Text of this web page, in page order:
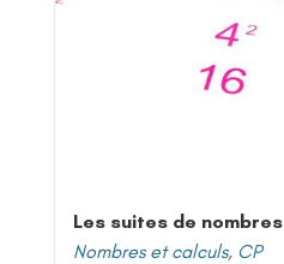
Les suites de nombres
Nombres et calculs, CP